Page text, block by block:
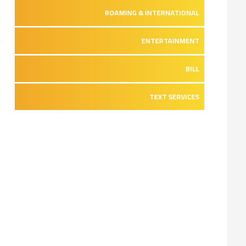
ROAMING & INTERNATIONAL
ENTERTAINMENT
BILL
TEXT SERVICES